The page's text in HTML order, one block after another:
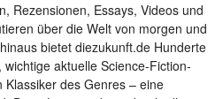
Rezensionen, Essays, Videos und
über die Welt von morgen und
bietet diezukunft.de Hunderte
aktuelle Science-Fiction-
des Genres – eine